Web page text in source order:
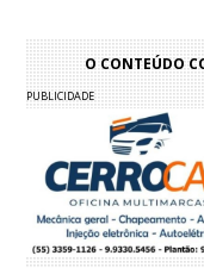
O CONTEÚDO
PUBLICIDADE